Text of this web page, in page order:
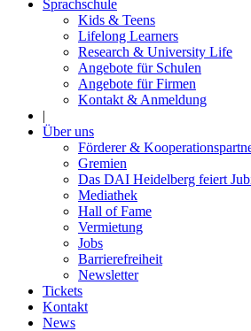
Sprachschule
Kids & Teens
Lifelong Learners
Research & University Life
Angebote für Schulen
Angebote für Firmen
Kontakt & Anmeldung
|
Über uns
Förderer &
Gremien
Das DAI Heidelberg feiert
Mediathek
Hall of Fame
Vermietung
Jobs
Barrierefreiheit
Newsletter
Tickets
Kontakt
News